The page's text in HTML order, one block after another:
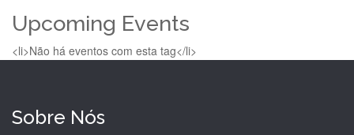
Upcoming Events
<li>Não há eventos com esta tag</li>
Sobre Nós